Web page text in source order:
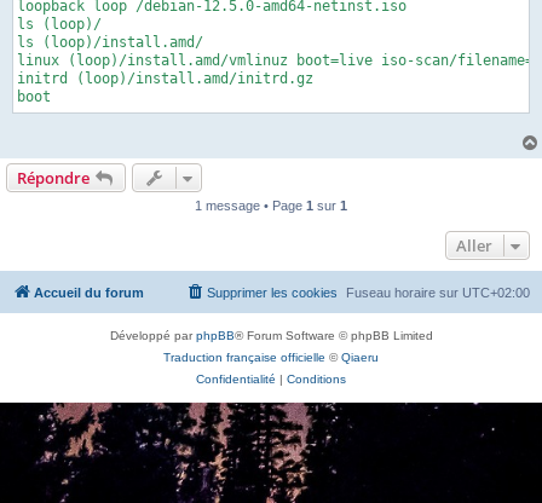
loopback loop /debian-12.5.0-amd64-netinst.iso
ls (loop)/
ls (loop)/install.amd/
linux (loop)/install.amd/vmlinuz boot=live iso-scan/filename=/
initrd (loop)/install.amd/initrd.gz
boot
Répondre
1 message • Page 1 sur 1
Aller
Accueil du forum Fuseau horaire sur UTC+02:00
Supprimer les cookies
Développé parphpBB® Forum Software © phpBB Limited
Traduction française officielle ©Qiaeru
Confidentialité | Conditions